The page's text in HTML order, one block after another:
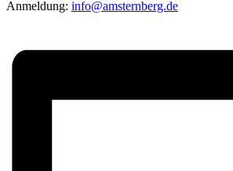
Anmeldung: info@amsternberg.de